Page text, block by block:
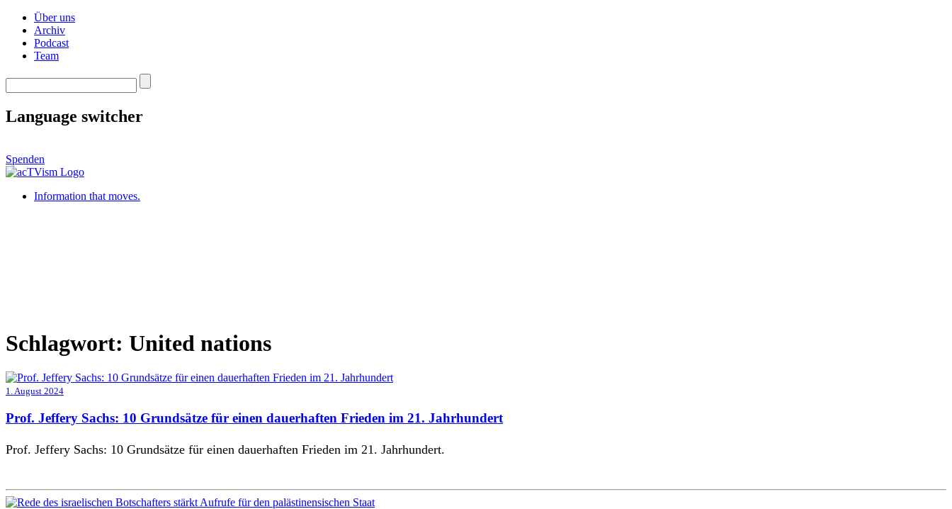
Über uns
Archiv
Podcast
Team
Language switcher
Spenden
Information that moves.
Schlagwort: United nations
1. August 2024
Prof. Jeffery Sachs: 10 Grundsätze für einen dauerhaften Frieden im 21. Jahrhundert
Prof. Jeffery Sachs: 10 Grundsätze für einen dauerhaften Frieden im 21. Jahrhundert.